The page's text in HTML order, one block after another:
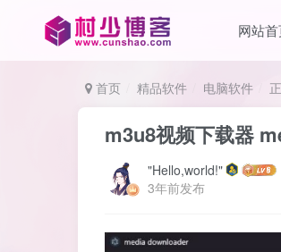
网站
首页 精品软件 电脑软件
m3u8视频下载器
"Hello,world!"
3年前发布